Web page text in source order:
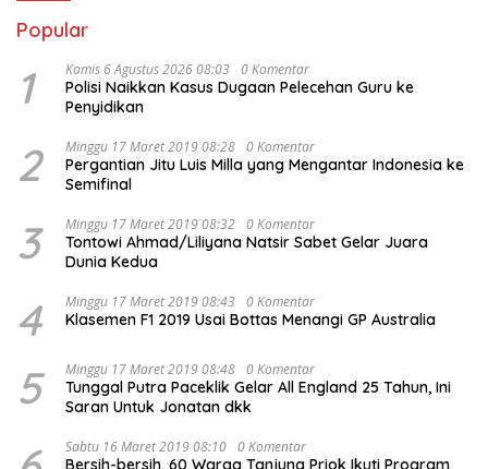
Popular
1 Kamis 6 Agustus 2026 08:03 0 Komentar
Polisi Naikkan Kasus Dugaan Pelecehan Guru ke
Penyidikan
2 Minggu 17 Maret 2019 08:28 0 Komentar
Pergantian Jitu Luis Milla yang Mengantar Indonesia ke
Semifinal
3 Minggu 17 Maret 2019 08:32 0 Komentar
Tontowi Ahmad/Liliyana Natsir Sabet Gelar Juara
Dunia Kedua
4 Minggu 17 Maret 2019 08:43 0 Komentar
Klasemen F1 2019 Usai Bottas Menangi GP Australia
5 Minggu 17 Maret 2019 08:48 0 Komentar
Tunggal Putra Paceklik Gelar All England 25 Tahun, Ini
Saran Untuk Jonatan dkk
Sabtu 16 Maret 2019 08:10 0 Komentar
Bersih-bersih, 60 Warga Tanjung Priok Ikuti Program